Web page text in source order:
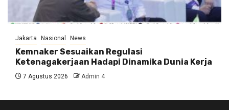
Jakarta Nasional News
Kemnaker Sesuaikan Regulasi
Ketenagakerjaan Hadapi Dinamika Dunia Kerja
7 Agustus 2026 Admin 4